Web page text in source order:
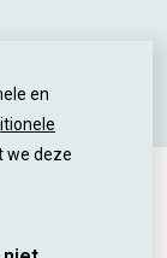
en
we deze